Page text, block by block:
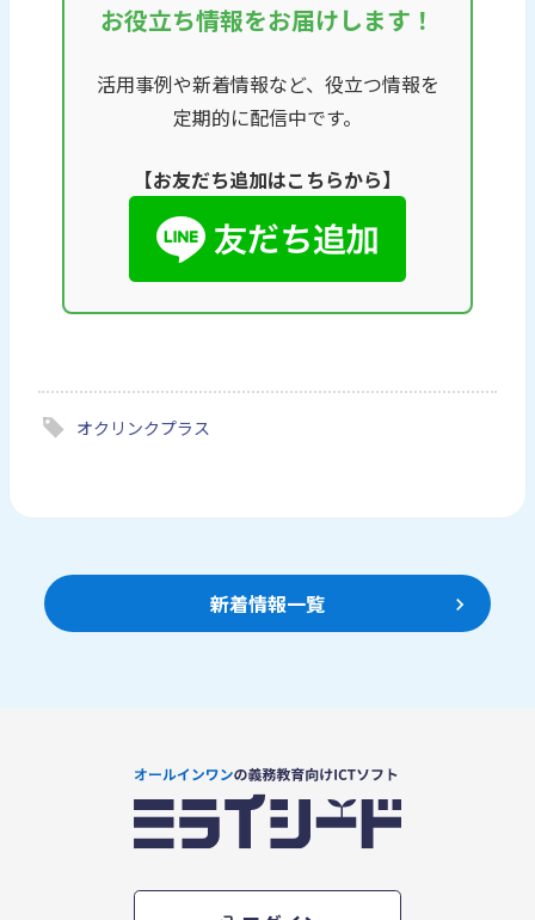
お役立ち情報をお届けします！
活用事例や新着情報など、役立つ情報を
定期的に配信中です。
【お友だち追加はこちらから】
オクリンクプラス
新着情報一覧